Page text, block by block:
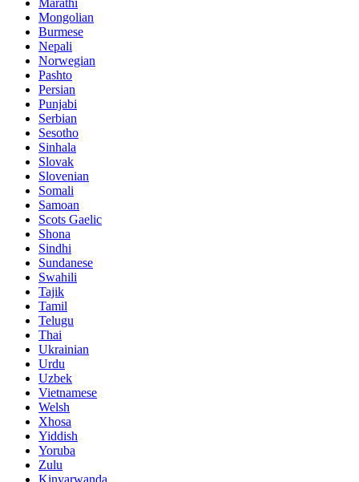
Mongolian
Burmese
Nepali
Norwegian
Pashto
Persian
Punjabi
Serbian
Sesotho
Sinhala
Slovak
Slovenian
Somali
Samoan
Scots Gaelic
Shona
Sindhi
Sundanese
Swahili
Tajik
Tamil
Telugu
Thai
Ukrainian
Urdu
Uzbek
Vietnamese
Welsh
Xhosa
Yiddish
Yoruba
Zulu
Kinyarwanda